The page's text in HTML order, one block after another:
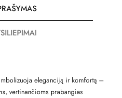
eleganciją ir komfortą –
vertinančioms prabangias